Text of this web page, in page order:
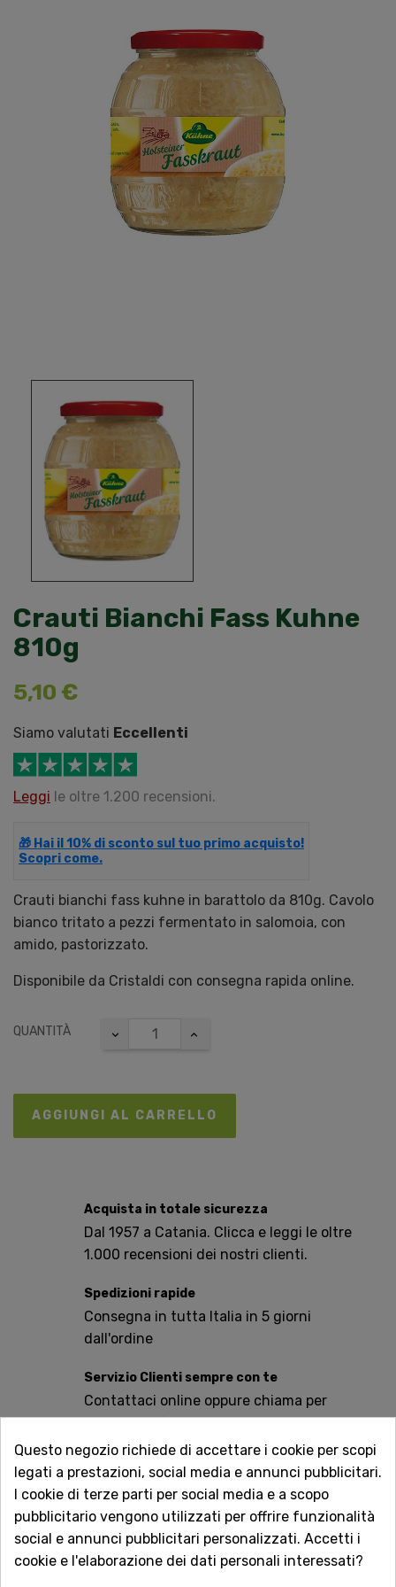
Crauti Bianchi Fass Kuhne
810g
5,10 €
Siamo valutati Eccellenti
Leggi le oltre 1.200 recensioni.
🎁 Hai il 10% di sconto sul tuo primo acquisto!
Scopri come.
Crauti bianchi fass kuhne in barattolo da 810g. Cavolo
bianco tritato a pezzi fermentato in salomoia, con
amido, pastorizzato.
Disponibile da Cristaldi con consegna rapida online.
QUANTITÀ
AGGIUNGI AL CARRELLO
Acquista in totale sicurezza
Dal 1957 a Catania. Clicca e leggi le oltre
1.000 recensioni dei nostri clienti.
Spedizioni rapide
Consegna in tutta Italia in 5 giorni
dall'ordine
Servizio Clienti sempre con te
Contattaci online oppure chiama per
qualsiasi informazione.
Ingredienti:
Cavolo bianco, Sale. (A volte può
contenere anche olio di semi di colza, amido modificato
o aromi naturali, ma la versione base è molto semplice e
pura).
Questo negozio richiede di accettare i cookie per scopi
legati a prestazioni, social media e annunci pubblicitari.
I cookie di terze parti per social media e a scopo
pubblicitario vengono utilizzati per offrire funzionalità
social e annunci pubblicitari personalizzati. Accetti i
cookie e l'elaborazione dei dati personali interessati?